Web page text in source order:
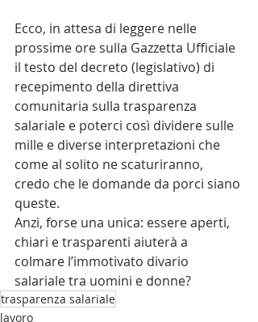
Ecco, in attesa di leggere nelle
prossime ore sulla Gazzetta Ufficiale
il testo del decreto (legislativo) di
recepimento della direttiva
comunitaria sulla trasparenza
salariale e poterci così dividere sulle
mille e diverse interpretazioni che
come al solito ne scaturiranno,
credo che le domande da porci siano
queste.
Anzi, forse una unica: essere aperti,
chiari e trasparenti aiuterà a
colmare l’immotivato divario
salariale tra uomini e donne?
trasparenza salariale
lavoro